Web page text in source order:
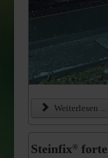
Weiterlesen ...
Steinfix® forte